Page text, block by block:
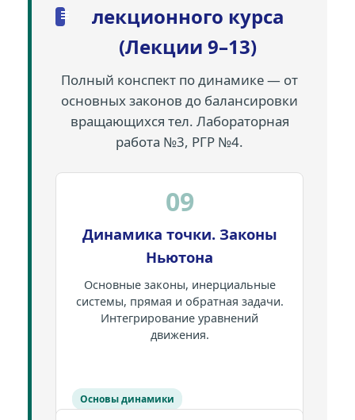
лекционного курса
(Лекции 9–13)
Полный конспект по динамике — от
основных законов до балансировки
вращающихся тел. Лабораторная
работа №3, РГР №4.
09
Динамика точки. Законы
Ньютона
Основные законы, инерциальные
системы, прямая и обратная задачи.
Интегрирование уравнений
движения.
Основы динамики